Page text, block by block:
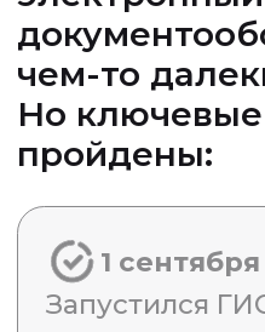
И остается главный
успеет ли бизнес
на ЭТрН без потерь?
но только если успеть
1 сентября 2026
Переход на ЭПД
обязательным